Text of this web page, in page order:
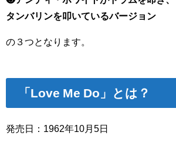
タンバリンを叩いているバージョン
の３つとなります。
「Love Me Do」とは？
発売日：1962年10月5日